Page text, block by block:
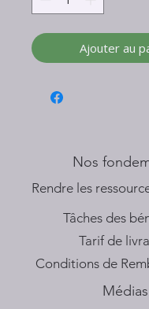
Ajouter au
Nos
​Rendre les
Tâches des
Tarif de
Conditions de
Médias